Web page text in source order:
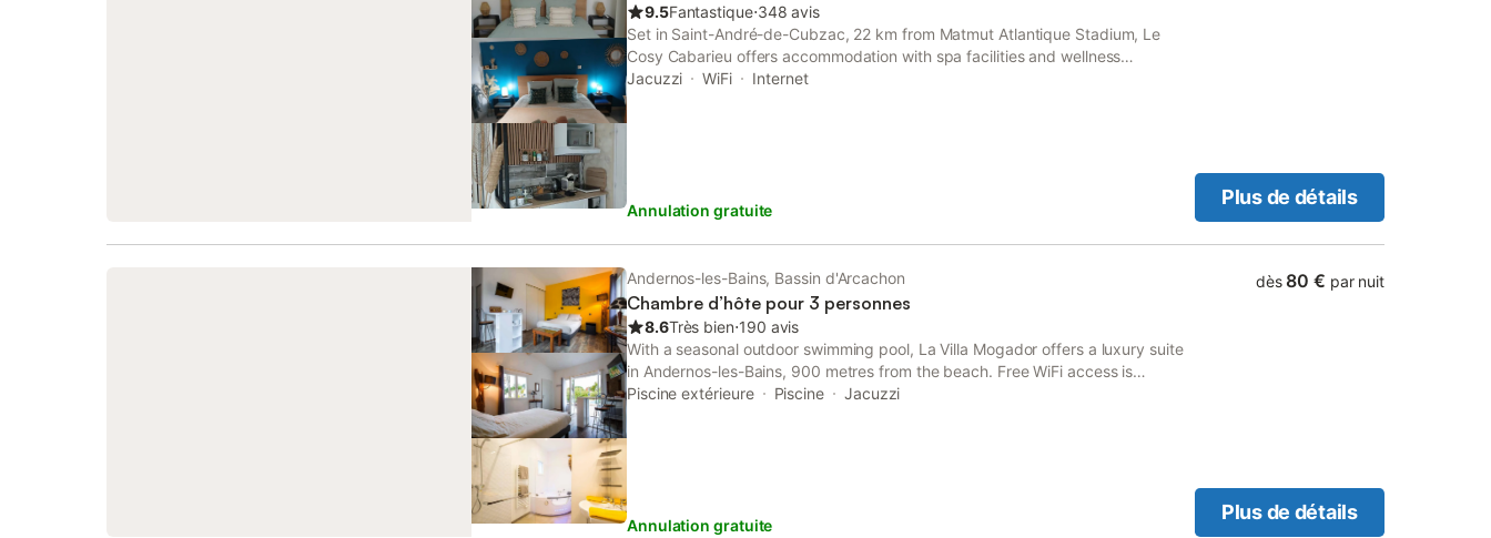
9.5Fantastique⋅348 avis
Set in Saint-André-de-Cubzac, 22 km from Matmut Atlantique Stadium, Le
Cosy Cabarieu offers accommodation with spa facilities and wellness
packages. This property offers access to a terrace, free private parking and
Jacuzzi WiFi Internet
Annulation gratuite
Plus de détails
Andernos-les-Bains, Bassin d'Arcachon
Chambre d’hôte pour 3 personnes
8.6Très bien⋅190 avis
With a seasonal outdoor swimming pool, La Villa Mogador offers a luxury suite
in Andernos-les-Bains, 900 metres from the beach. Free WiFi access is
available, as well as a garden. The suite has a terrace and a sitting room with a
Piscine extérieure Piscine Jacuzzi
Annulation gratuite
dès 80 € par nuit
Plus de détails